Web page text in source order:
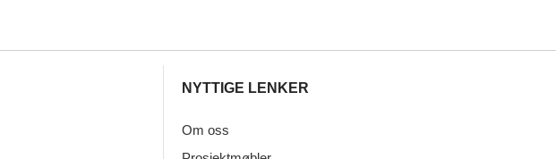
NYTTIGE LENKER
Om oss